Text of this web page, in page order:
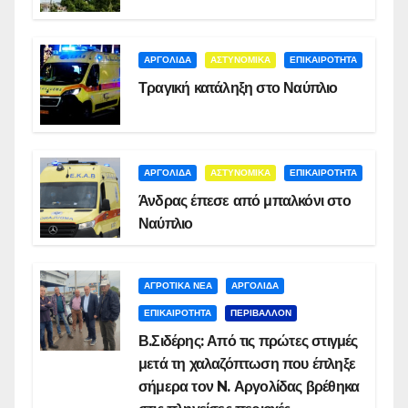
ΑΡΓΟΛΙΔΑ ΑΣΤΥΝΟΜΙΚΑ ΕΠΙΚΑΙΡΟΤΗΤΑ
Τραγική κατάληξη στο Ναύπλιο
ΑΡΓΟΛΙΔΑ ΑΣΤΥΝΟΜΙΚΑ ΕΠΙΚΑΙΡΟΤΗΤΑ
Άνδρας έπεσε από μπαλκόνι στο
Ναύπλιο
ΑΓΡΟΤΙΚΑ ΝΕΑ ΑΡΓΟΛΙΔΑ
ΕΠΙΚΑΙΡΟΤΗΤΑ ΠΕΡΙΒΑΛΛΟΝ
Β.Σιδέρης: Από τις πρώτες στιγμές
μετά τη χαλαζόπτωση που έπληξε
σήμερα τον N. Αργολίδας βρέθηκα